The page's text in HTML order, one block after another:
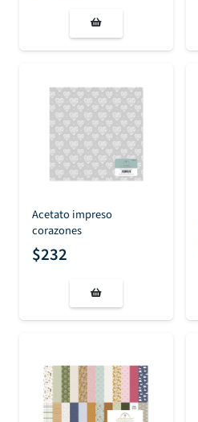
Acetato impreso
corazones
$232